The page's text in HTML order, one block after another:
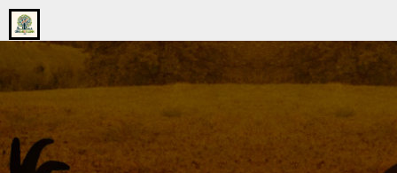
Go
to
home
page
onsgrotegezin.nl